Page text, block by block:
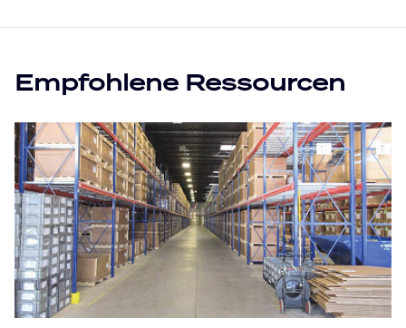
Empfohlene Ressourcen